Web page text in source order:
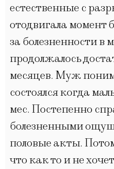
естественные с
отодвигала момент
за болезненности в
продолжалось
месяцев. Муж
состоялся когда
мес. Постепенно
болезненными
половые акты.
что как то и не